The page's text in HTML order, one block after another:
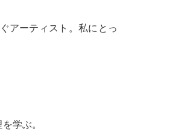
アーティスト。私にとっ
学ぶ。